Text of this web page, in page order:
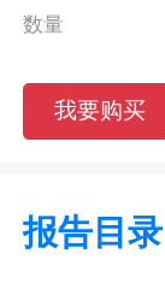
数量
我要购买
报告目录